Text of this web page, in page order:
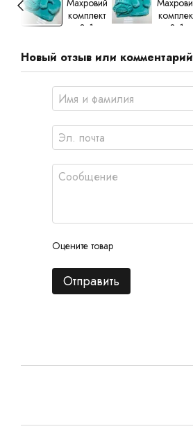
Новый отзыв или комментарий
Оцените товар
Отправить